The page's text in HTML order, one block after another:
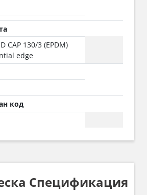
CAP 130/3 (EPDM)
edge
код
Спецификация